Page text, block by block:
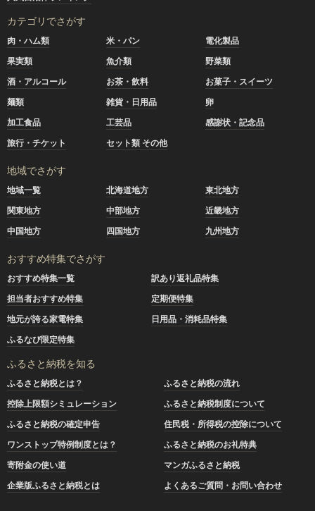
カテゴリでさがす
肉・ハム類 米・パン
電化製品
果実類
魚介類
野菜類
酒・アルコール
お茶・飲料
お菓子・スイーツ
麺類
雑貨・日用品
卵
加工食品
工芸品
感謝状・記念品
旅行・チケット
セット類 その他
地域でさがす
地域一覧 北海道地方
東北地方
関東地方
中部地方
近畿地方
中国地方
四国地方 九州地方
おすすめ特集でさがす
おすすめ特集一覧
訳あり返礼品特集
担当者おすすめ特集
定期便特集
地元が誇る家電特集
日用品・消耗品特集
ふるなび限定特集
ふるさと納税を知る
ふるさと納税とは？
ふるさと納税の流れ
控除上限額シミュレーション
ふるさと納税制度について
ふるさと納税の確定申告
住民税・所得税の控除について
ワンストップ特例制度とは？
ふるさと納税のお礼特典
寄附金の使い道
マンガふるさと納税
企業版ふるさと納税とは
よくあるご質問・お問い合わせ